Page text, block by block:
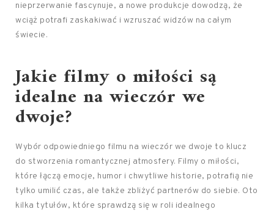
nieprzerwanie fascynuje, a nowe produkcje dowodzą, że
wciąż potrafi zaskakiwać i wzruszać widzów na całym
świecie.
Jakie filmy o miłości są
idealne na wieczór we
dwoje?
Wybór odpowiedniego filmu na wieczór we dwoje to klucz
do stworzenia romantycznej atmosfery. Filmy o miłości,
które łączą emocje, humor i chwytliwe historie, potrafią nie
tylko umilić czas, ale także zbliżyć partnerów do siebie. Oto
kilka tytułów, które sprawdzą się w roli idealnego